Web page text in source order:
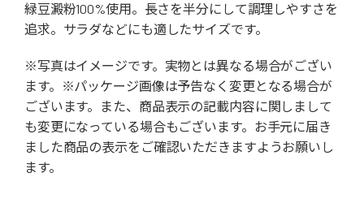
緑豆澱粉100%使用。長さを半分にして調理しやすさを
追求。サラダなどにも適したサイズです。
※写真はイメージです。実物とは異なる場合がござい
ます。※パッケージ画像は予告なく変更となる場合が
ございます。また、商品表示の記載内容に関しまして
も変更になっている場合もございます。お手元に届き
ました商品の表示をご確認いただきますようお願いし
ます。